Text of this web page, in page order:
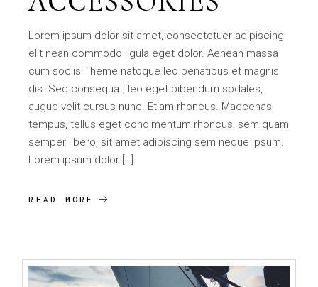
Lorem ipsum dolor sit amet, consectetuer adipiscing
elit nean commodo ligula eget dolor. Aenean massa
cum sociis Theme natoque leo penatibus et magnis
dis. Sed consequat, leo eget bibendum sodales,
augue velit cursus nunc. Etiam rhoncus. Maecenas
tempus, tellus eget condimentum rhoncus, sem quam
semper libero, sit amet adipiscing sem neque ipsum.
Lorem ipsum dolor […]
READ MORE